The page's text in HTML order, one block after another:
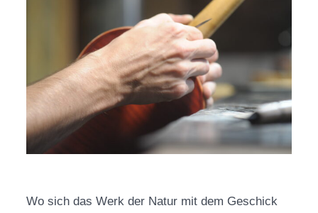
Wo sich das Werk der Natur mit dem Geschick